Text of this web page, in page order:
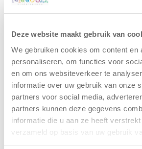
Deze website maakt gebruik van
We gebruiken cookies om content en
personaliseren, om functies voor
en om ons websiteverkeer te
informatie over uw gebruik van onze
partners voor social media,
partners kunnen deze gegevens
informatie die u aan ze heeft
verzameld op basis van uw gebruik
Gerelateerde berichten